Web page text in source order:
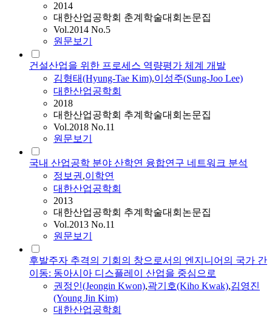
2014
대한산업공학회 춘계학술대회논문집
Vol.2014 No.5
원문보기
건설산업을 위한 프로세스 역량평가 체계 개발
김형태(Hyung-Tae Kim),이성주(Sung-Joo Lee)
대한산업공학회
2018
대한산업공학회 추계학술대회논문집
Vol.2018 No.11
원문보기
국내 산업공학 분야 산학연 융합연구 네트워크 분석
정보권,이학연
대한산업공학회
2013
대한산업공학회 추계학술대회논문집
Vol.2013 No.11
원문보기
후발주자 추격의 기회의 창으로서의 엔지니어의 국가 간
이동: 동아시아 디스플레이 산업을 중심으로
권정인(Jeongin Kwon),곽기호(Kiho Kwak),김영진
(Young Jin Kim)
대한산업공학회